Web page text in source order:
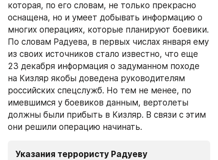
которая, по его словам, не только прекрасно
оснащена, но и умеет добывать информацию о
многих операциях, которые планируют боевики.
По словам Радуева, в первых числах января ему
из своих источников стало известно, что еще
23 декабря информация о задуманном походе
на Кизляр якобы доведена руководителям
российских спецслужб. Но тем не менее, по
имевшимся у боевиков данным, вертолеты
должны были прибыть в Кизляр. В связи с этим
они решили операцию начинать.
Указания террористу Радуеву